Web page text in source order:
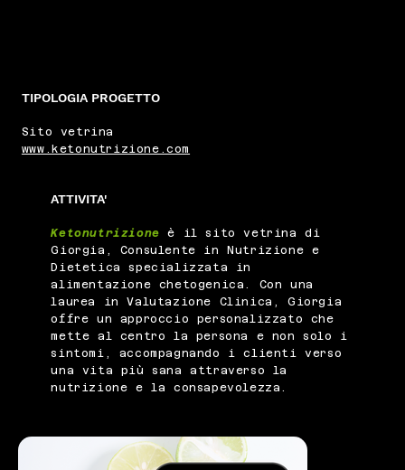
TIPOLOGIA PROGETTO
Sito vetrina
www.ketonutrizione.com
ATTIVITA'
Ketonutrizione è il sito vetrina di
Giorgia, Consulente in Nutrizione e
Dietetica specializzata in
alimentazione chetogenica. Con una
laurea in Valutazione Clinica, Giorgia
offre un approccio personalizzato che
mette al centro la persona e non solo i
sintomi, accompagnando i clienti verso
una vita più sana attraverso la
nutrizione e la consapevolezza.